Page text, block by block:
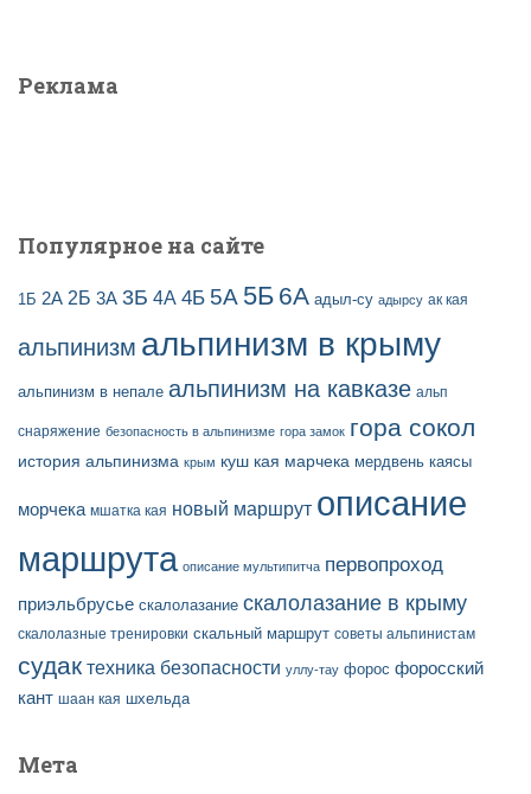
п
:Реклама
Популярное на сайте
1Б 2А 2Б 3А 3Б 4А 4Б 5А 5Б 6А адыл-су адырсу ак кая
альпинизм альпинизм в крыму
альпинизм в непале альпинизм на кавказе альп
снаряжение безопасность в альпинизме гора замок гора сокол
история альпинизма крым куш кая марчека мердвень каясы
морчека мшатка кая новый маршрут описание
маршрута описание мультипитча первопроход
приэльбрусье скалолазание скалолазание в крыму
скалолазные тренировки скальный маршрут советы альпинистам
судак техника безопасности уллу-тау форос форосский
кант шаан кая шхельда
Мета